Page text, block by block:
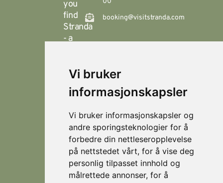
Vi bruker
informasjonskapsler
Vi bruker informasjonskapsler og
andre sporingsteknologier for å
forbedre din nettleseropplevelse
på nettstedet vårt, for å vise deg
personlig tilpasset innhold og
målrettede annonser, for å
you
find
Stranda
- a
destination
that
offers
hiking
during
the
summer,
and
which
booking@visitstranda.com
Locations
Fjellsætra
Stranda
Strandafjellet
Stranda
Horn Media